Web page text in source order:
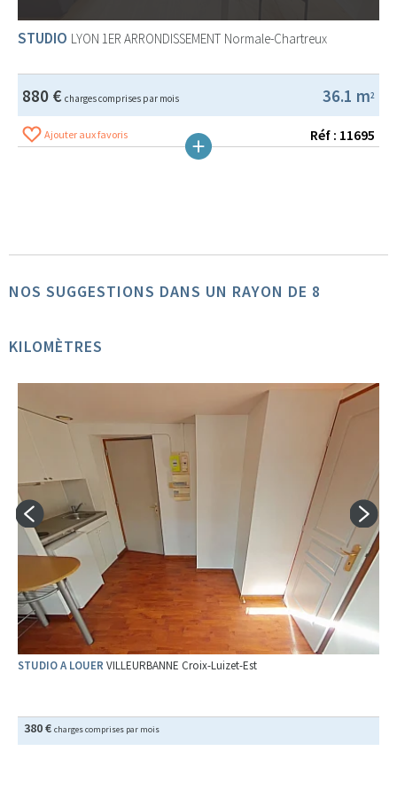
STUDIO LYON 1ER ARRONDISSEMENT Normale-Chartreux
36.1 m2
880 € charges comprises par mois
Ajouter aux favoris Réf : 11695
NOS SUGGESTIONS DANS UN RAYON DE 8
KILOMÈTRES
STUDIO A LOUER VILLEURBANNE Croix-Luizet-Est
380 € charges comprises par mois